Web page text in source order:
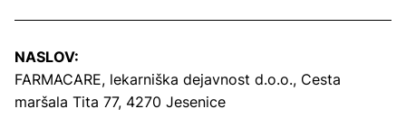
NASLOV:
FARMACARE, lekarniška dejavnost d.o.o., Cesta
maršala Tita 77, 4270 Jesenice